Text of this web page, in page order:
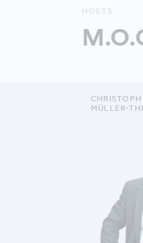
HOSTS
CHRISTOPH
MÜLLER-